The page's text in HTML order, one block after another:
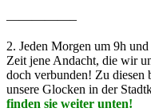
—————–
2. Jeden Morgen um 9h
Zeit jene Andacht, die wir
doch verbunden! Zu diesen
unsere Glocken in der
finden sie weiter unten!